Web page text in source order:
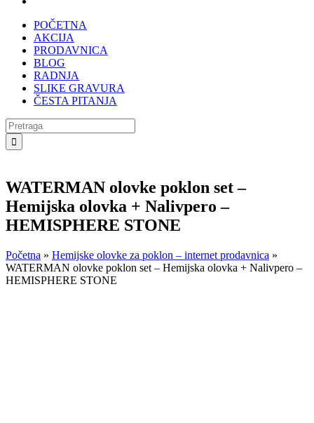
POČETNA
AKCIJA
PRODAVNICA
BLOG
RADNJA
SLIKE GRAVURA
ČESTA PITANJA
Search
for:
WATERMAN olovke poklon set –
Hemijska olovka + Nalivpero –
HEMISPHERE STONE
Početna » Hemijske olovke za poklon – internet prodavnica »
WATERMAN olovke poklon set – Hemijska olovka + Nalivpero –
HEMISPHERE STONE